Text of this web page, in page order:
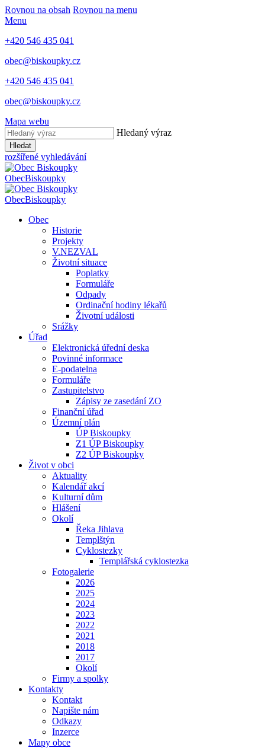
Rovnou na obsah Rovnou na menu
Menu
+420 546 435 041
obec@biskoupky.cz
+420 546 435 041
obec@biskoupky.cz
Mapa webu
Hledaný výraz
Hledat
rozšířené vyhledávání
ObecBiskoupky
ObecBiskoupky
Obec
Historie
Projekty
V.NEZVAL
Životní situace
Poplatky
Formuláře
Odpady
Ordinační hodiny lékařů
Životní události
Srážky
Úřad
Elektronická úřední deska
Povinné informace
E-podatelna
Formuláře
Zastupitelstvo
Zápisy ze zasedání ZO
Finanční úřad
Územní plán
ÚP Biskoupky
Z1 ÚP Biskoupky
Z2 ÚP Biskoupky
Život v obci
Aktuality
Kalendář akcí
Kulturní dům
Hlášení
Okolí
Řeka Jihlava
Templštýn
Cyklostezky
Templářská cyklostezka
Fotogalerie
2026
2025
2024
2023
2022
2021
2018
2017
Okolí
Firmy a spolky
Kontakty
Kontakt
Napište nám
Odkazy
Inzerce
Mapy obce